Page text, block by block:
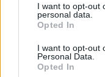
not limited to your
grant or deny
use your data for
consent section.
I want to opt-out
personal data.
Opted In
I want to opt-out
Personal Data.
Opted In
Lehet
vagy extrém, a
szakemberrel
érni a